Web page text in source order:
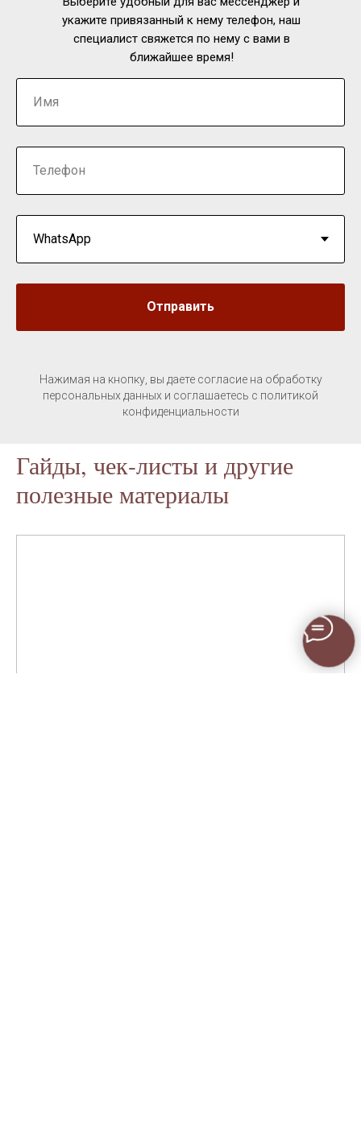
укажите привязанный к нему телефон, наш
специалист свяжется по нему с вами в
ближайшее время!
Отправить
Нажимая на кнопку, вы даете согласие на обработку
персональных данных и соглашаетесь c политикой
конфиденциальности
Гайды, чек-листы и другие
полезные материалы